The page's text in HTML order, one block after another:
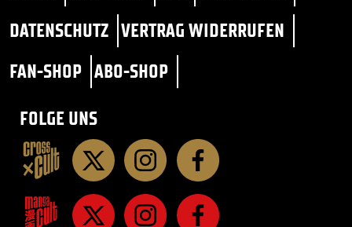
DATENSCHUTZ VERTRAG WIDERRUFEN
FAN-SHOP ABO-SHOP
FOLGE UNS